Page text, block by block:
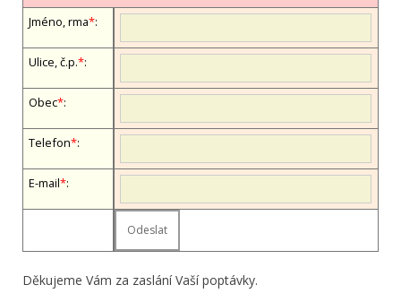
Jméno, firma*:
Ulice, č.p.*:
Obec*:
Telefon*:
E-mail*:
Děkujeme Vám za zaslání Vaší poptávky.